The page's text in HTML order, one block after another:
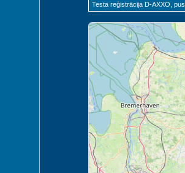
Testa reģistrācija D-AXXO,